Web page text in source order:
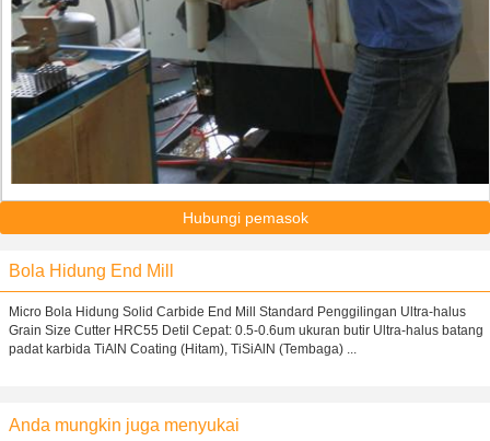
Hubungi pemasok
Bola Hidung End Mill
Micro Bola Hidung Solid Carbide End Mill Standard Penggilingan Ultra-halus
Grain Size Cutter HRC55 Detil Cepat: 0.5-0.6um ukuran butir Ultra-halus batang
padat karbida TiAlN Coating (Hitam), TiSiAlN (Tembaga) ...
Anda mungkin juga menyukai